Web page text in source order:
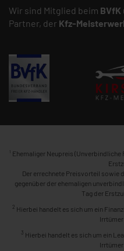
Wir sind Mitglied beim BVfK
Partner, der Kfz-
1 Ehemaliger Neupreis
Der errechnete Preisvorteil sowie
gegenüber der ehemaligen
Tag der
2 Hierbei handelt es sich um ein
3 Hierbei handelt es sich um ein